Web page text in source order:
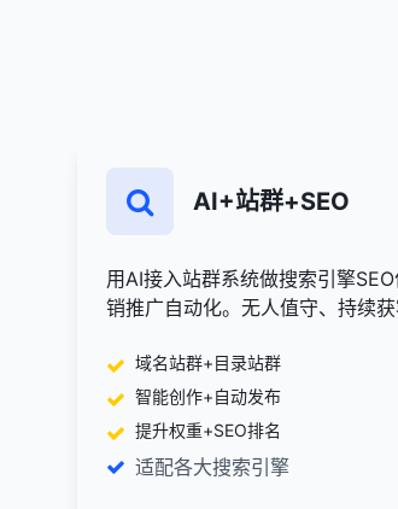
AI+站群+SEO
用AI接入站群系统做搜索引擎
销推广自动化。无人值守、持续获
域名站群+目录站群
智能创作+自动发布
提升权重+SEO排名
适配各大搜索引擎